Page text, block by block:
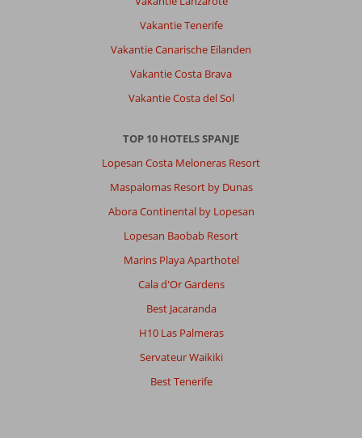
Vakantie Tenerife
Vakantie Canarische Eilanden
Vakantie Costa Brava
Vakantie Costa del Sol
TOP 10 HOTELS SPANJE
Lopesan Costa Meloneras Resort
Maspalomas Resort by Dunas
Abora Continental by Lopesan
Lopesan Baobab Resort
Marins Playa Aparthotel
Cala d'Or Gardens
Best Jacaranda
H10 Las Palmeras
Servateur Waikiki
Best Tenerife